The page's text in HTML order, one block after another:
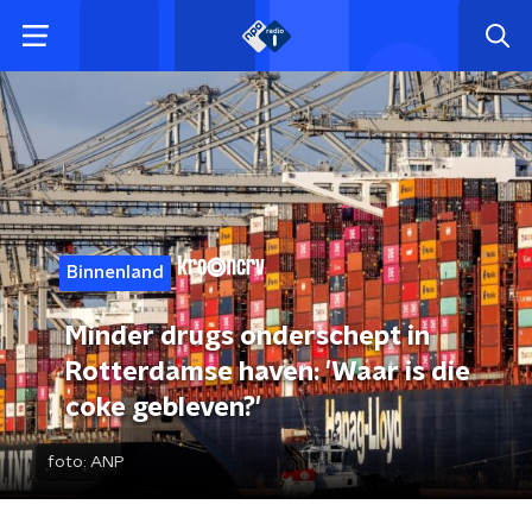
Binnenland
Minder drugs onderschept in
Rotterdamse haven: 'Waar is die
coke gebleven?'
foto: ANP